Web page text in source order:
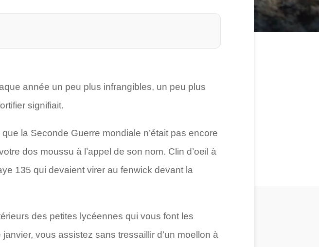
année un peu plus infrangibles, un peu plus
signifiait.
la Seconde Guerre mondiale n’était pas encore
dos moussu à l’appel de son nom. Clin d’oeil à
135 qui devaient virer au fenwick devant la
des petites lycéennes qui vous font les
vous assistez sans tressaillir d’un moellon à